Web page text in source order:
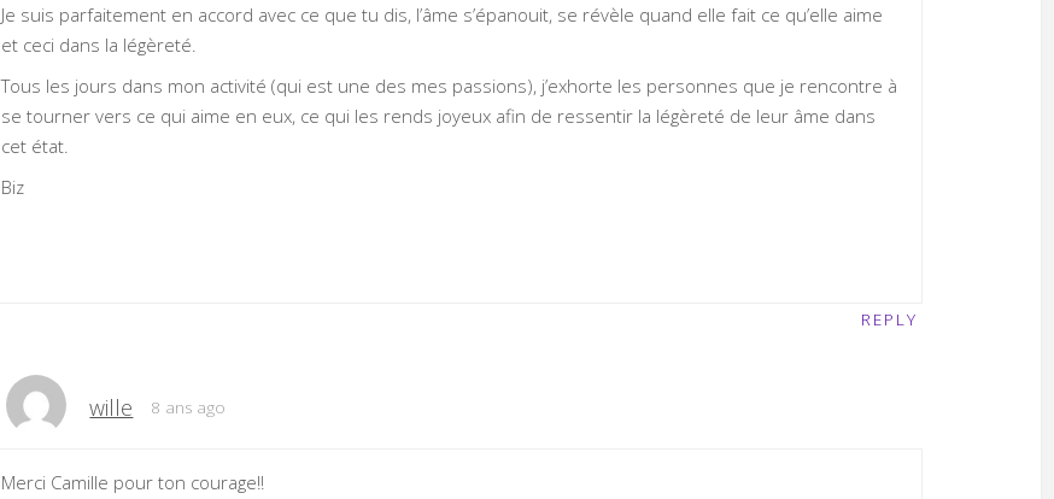
Je suis parfaitement en accord avec ce que tu dis, l’âme s’épanouit, se révèle quand elle fait ce qu’elle aime
et ceci dans la légèreté.
Tous les jours dans mon activité (qui est une des mes passions), j’exhorte les personnes que je rencontre à
se tourner vers ce qui aime en eux, ce qui les rends joyeux afin de ressentir la légèreté de leur âme dans
cet état.
Biz
REPLY
wille 8 ans ago
Merci Camille pour ton courage!!